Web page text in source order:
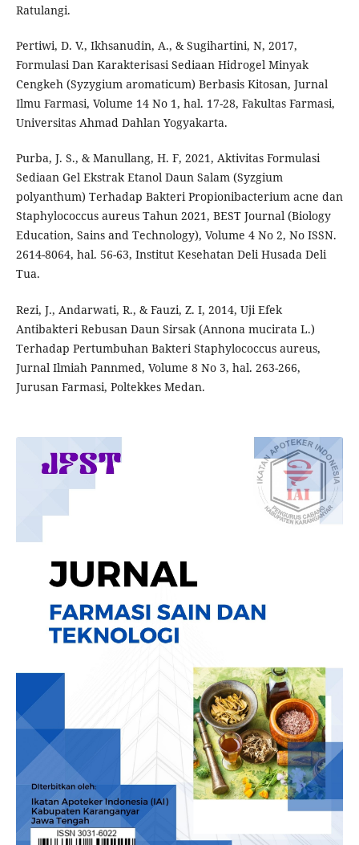
Ratulangi.
Pertiwi, D. V., Ikhsanudin, A., & Sugihartini, N, 2017,
Formulasi Dan Karakterisasi Sediaan Hidrogel Minyak
Cengkeh (Syzygium aromaticum) Berbasis Kitosan, Jurnal
Ilmu Farmasi, Volume 14 No 1, hal. 17-28, Fakultas Farmasi,
Universitas Ahmad Dahlan Yogyakarta.
Purba, J. S., & Manullang, H. F, 2021, Aktivitas Formulasi
Sediaan Gel Ekstrak Etanol Daun Salam (Syzgium
polyanthum) Terhadap Bakteri Propionibacterium acne dan
Staphylococcus aureus Tahun 2021, BEST Journal (Biology
Education, Sains and Technology), Volume 4 No 2, No ISSN.
2614-8064, hal. 56-63, Institut Kesehatan Deli Husada Deli
Tua.
Rezi, J., Andarwati, R., & Fauzi, Z. I, 2014, Uji Efek
Antibakteri Rebusan Daun Sirsak (Annona mucirata L.)
Terhadap Pertumbuhan Bakteri Staphylococcus aureus,
Jurnal Ilmiah Pannmed, Volume 8 No 3, hal. 263-266,
Jurusan Farmasi, Poltekkes Medan.